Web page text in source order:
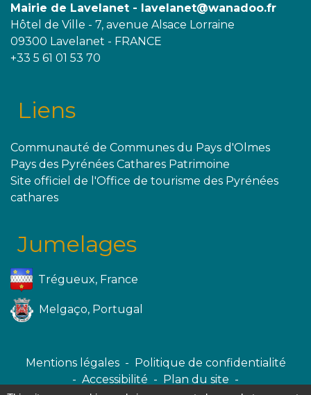
Mairie de Lavelanet - lavelanet@wanadoo.fr
Hôtel de Ville - 7, avenue Alsace Lorraine
09300 Lavelanet - FRANCE
+33 5 61 01 53 70
Liens
Communauté de Communes du Pays d'Olmes
Pays des Pyrénées Cathares Patrimoine
Site officiel de l'Office de tourisme des Pyrénées
cathares
Jumelages
Trégueux, France
Melgaço, Portugal
Mentions légales -
Politique de confidentialité
- Accessibilité - Plan du site -